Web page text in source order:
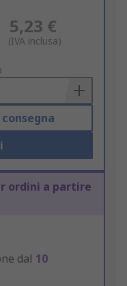
5,23 €
(IVA inclusa)
ordini a partire
dal 10